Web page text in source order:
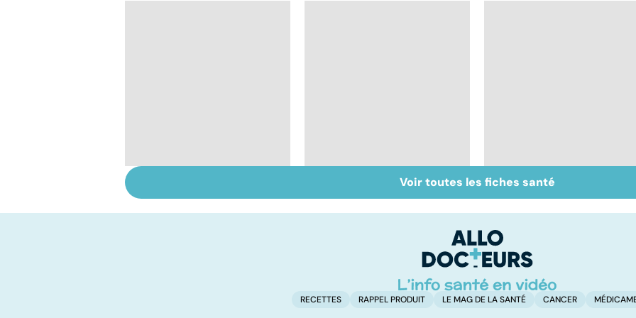
pulmonaire
Tout savoir sur les
infections
Inflammation des
amygdales : que faire
Voir toutes les fiches santé
RECETTES RAPPEL PRODUIT LE MAG DE LA SANTÉ CANCER